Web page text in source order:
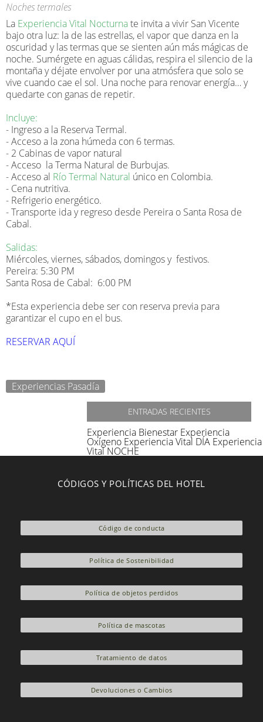
Noches termales
La Experiencia Vital Nocturnate invita a vivir San Vicente
bajo otra luz: la de las estrellas, el vapor que danza en la
oscuridad y las termas que se sienten aún más mágicas de
noche. Sumérgete en aguas cálidas, respira el silencio de la
montaña y déjate envolver por una atmósfera que solo se
vive cuando cae el sol. Una noche para renovar energía… y
quedarte con ganas de repetir.
Incluye:
- Ingreso a la Reserva Termal.
- Acceso a la zona húmeda con 6 termas.
- 2 Cabinas de vapor natural
- Acceso la Terma Natural de Burbujas.
- Acceso al Río Termal Natural único en Colombia.
- Cena nutritiva.
- Refrigerio energético.
- Transporte ida y regreso desde Pereira o Santa Rosa de
Cabal.
Salidas:
Miércoles, viernes, sábados, domingos y festivos.
Pereira: 5:30 PM
Santa Rosa de Cabal: 6:00 PM
*Esta experiencia debe ser con reserva previa para
garantizar el cupo en el bus.
RESERVAR AQUÍ
Experiencias Pasadía
ENTRADAS RECIENTES
Experiencia Bienestar Experiencia
Oxígeno Experiencia Vital DÍA Experiencia
Vital NOCHE
CÓDIGOS Y POLÍTICAS DEL HOTEL
Código de conducta
Política de Sostenibilidad
Política de objetos perdidos
Política de mascotas
Tratamiento de datos
Devoluciones o Cambios